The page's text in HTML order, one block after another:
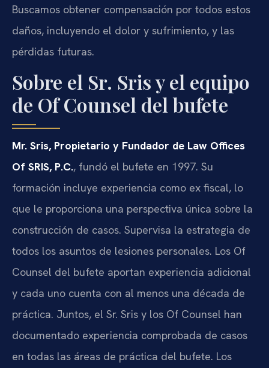
Buscamos obtener compensación por todos estos
daños, incluyendo el dolor y sufrimiento, y las
pérdidas futuras.
Sobre el Sr. Sris y el equipo
de Of Counsel del bufete
Mr. Sris, Propietario y Fundador de Law Offices
Of SRIS, P.C., fundó el bufete en 1997. Su
formación incluye experiencia como ex fiscal, lo
que le proporciona una perspectiva única sobre la
construcción de casos. Supervisa la estrategia de
todos los asuntos de lesiones personales. Los Of
Counsel del bufete aportan experiencia adicional
y cada uno cuenta con al menos una década de
práctica. Juntos, el Sr. Sris y los Of Counsel han
documentado experiencia comprobada de casos
en todas las áreas de práctica del bufete. Los